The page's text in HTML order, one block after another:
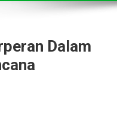
Dalam